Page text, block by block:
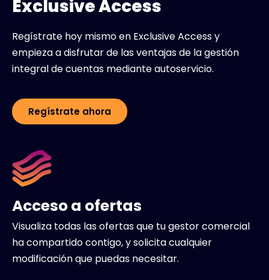
Exclusive Access
Regístrate hoy mismo en Exclusive Access y
empieza a disfrutar de las ventajas de la gestión
integral de cuentas mediante autoservicio.
Regístrate ahora
Acceso a ofertas
Visualiza todas las ofertas que tu gestor comercial
ha compartido contigo, y solicita cualquier
modificación que puedas necesitar.